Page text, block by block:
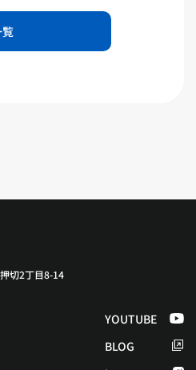
切2丁目8-14
YOUTUBE
BLOG